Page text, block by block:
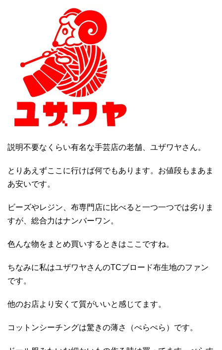
説明不要なくらい有名な手芸店の老舗、ユザワヤさん。
とりあえずここに行けば何でもあります。お値段もまあま
あ安いです。
ビーズやレジン、布専門店に比べると一つ一つでは劣りま
すが、総合力はナンバーワン。
色んな物をまとめ買いするときはここですね。
ちなみに私はユザワヤさんのTCブロード布生地のファン
です。
他のお店より安くて質がいいと感じてます。
コットンシーチングは驚きの薄さ（ぺらぺら）です。